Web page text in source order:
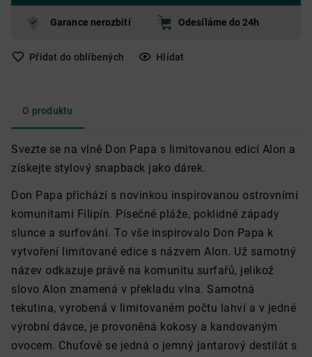
Garance nerozbití Odesíláme do 24h
Přidat do oblíbených Hlídat
O produktu
Svezte se na vlně Don Papa s limitovanou edicí Alon a
získejte stylový snapback jako dárek.
Don Papa přichází s novinkou inspirovanou ostrovními
komunitami Filipín. Písečné pláže, poklidné západy
slunce a surfování. To vše inspirovalo Don Papa k
vytvoření limitované edice s názvem Alon. Už samotný
název odkazuje právě na komunitu surfařů, jelikož
slovo Alon znamená v překladu vlna. Samotná
tekutina, vyrobená v limitovaném počtu lahví a v jedné
výrobní dávce, je provoněná kokosy a kandovaným
ovocem. Chuťově se jedná o jemný jantarový destilát s